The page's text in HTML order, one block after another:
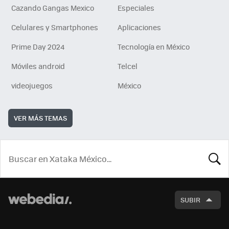
Cazando Gangas Mexico
Especiales
Celulares y Smartphones
Aplicaciones
Prime Day 2024
Tecnología en México
Móviles android
Telcel
videojuegos
México
VER MÁS TEMAS
SUBIR